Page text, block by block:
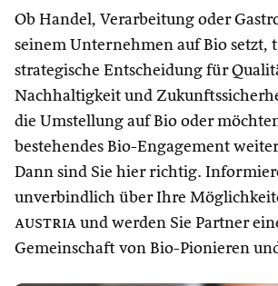
Ob Handel, Verarbeitung oder
seinem Unternehmen auf Bio setzt,
strategische Entscheidung für
Nachhaltigkeit und
die Umstellung auf Bio oder
bestehendes Bio-Engagement
Dann sind Sie hier richtig.
unverbindlich über Ihre
austria und werden Sie Partner
Gemeinschaft von Bio-Pionieren